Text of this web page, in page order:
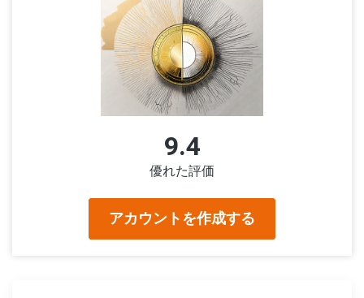
9.4
優れた評価
アカウントを作成する